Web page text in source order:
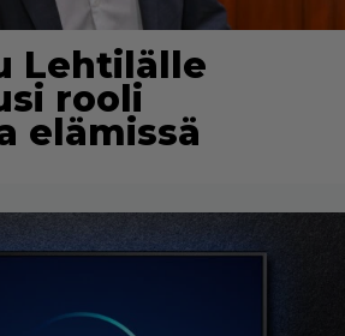
Lehtilälle
rooli
elämissä